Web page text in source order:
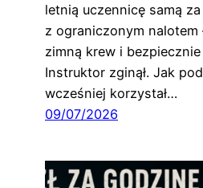
letnią uczennicę samą
z ograniczonym nalotem
zimną krew i bezpiecznie
Instruktor zginął. Jak
wcześniej korzystał…
09/07/2026